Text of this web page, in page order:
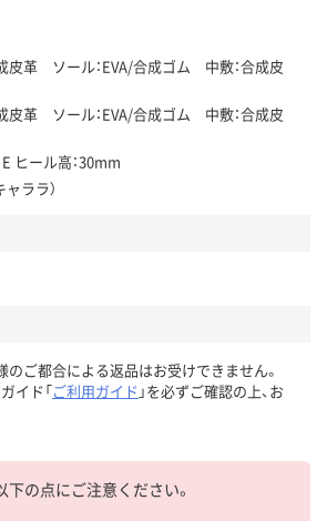
皮革 ソール：EVA/合成ゴム 中敷：合成皮
成皮革 ソール：EVA/合成ゴム 中敷：合成皮
E ヒール高：30mm
ララ）
のご都合による返品はお受けできません。
イド「ご利用ガイド 」を必ずご確認の上、お
下の点にご注意ください。